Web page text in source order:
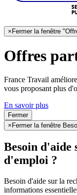
×Fermer la fenêtre
Offres
France Travail
vous proposant plus
En savoir plus
Fermer
× Fermer la fenêtre
Besoin d'aide
d'emploi ?
Besoin d'aide sur la
informations